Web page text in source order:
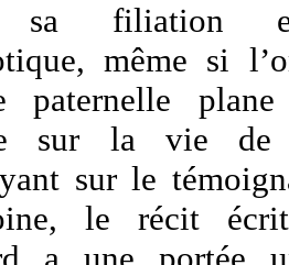
sa filiation
même si
paternelle
sur la vie de
sur le
le récit